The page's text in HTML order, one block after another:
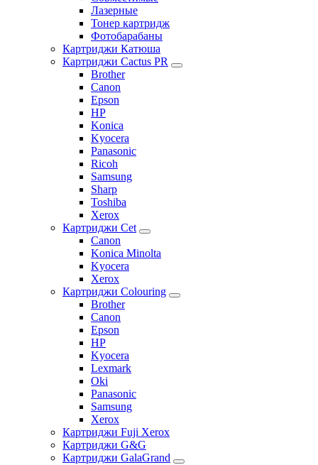
Лазерные
Тонер картридж
Фотобарабаны
Картриджи Катюша
Картриджи Cactus PR
Brother
Canon
Epson
HP
Konica
Kyocera
Panasonic
Ricoh
Samsung
Sharp
Toshiba
Xerox
Картриджи Cet
Canon
Konica Minolta
Kyocera
Xerox
Картриджи Colouring
Brother
Canon
Epson
HP
Kyocera
Lexmark
Oki
Panasonic
Samsung
Xerox
Картриджи Fuji Xerox
Картриджи G&G
Картриджи GalaGrand